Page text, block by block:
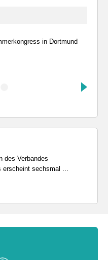
in Dortmund
des Verbandes
erscheint sechsmal ...